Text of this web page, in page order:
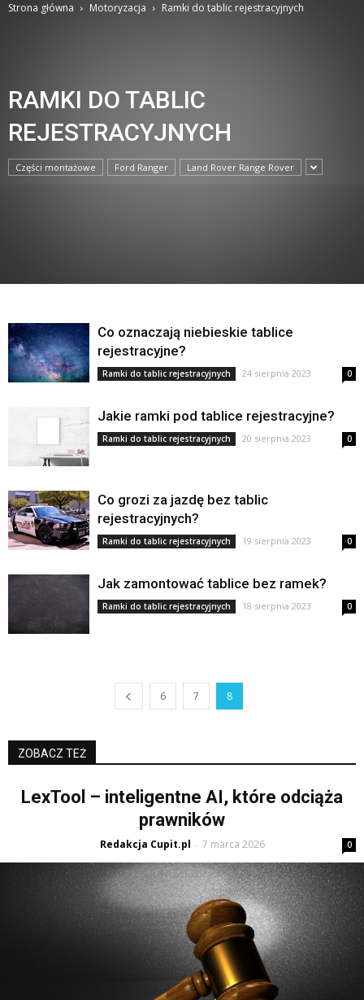
Strona główna Motoryzacja Ramki do tablic rejestracyjnych
RAMKI DO TABLIC
REJESTRACYJNYCH
Części montażowe Ford Ranger Land Rover Range Rover
Co oznaczają niebieskie tablice
rejestracyjne?
Ramki do tablic rejestracyjnych 24 sierpnia 2023 0
Jakie ramki pod tablice rejestracyjne?
Ramki do tablic rejestracyjnych 20 sierpnia 2023 0
Co grozi za jazdę bez tablic
rejestracyjnych?
Ramki do tablic rejestracyjnych 19 sierpnia 2023 0
Jak zamontować tablice bez ramek?
Ramki do tablic rejestracyjnych 18 sierpnia 2023 0
6 7 8
ZOBACZ TEŻ
LexTool – inteligentne AI, które odciąża
prawników
Redakcja Cupit.pl - 7 marca 2026 0